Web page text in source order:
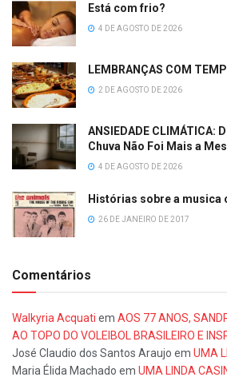
Está com frio?
4 DE AGOSTO DE 2026
LEMBRANÇAS COM
2 DE AGOSTO DE 2026
ANSIEDADE CLIMÁTICA:
Chuva Não Foi Mais a
4 DE AGOSTO DE 2026
Histórias sobre a musica
26 DE JANEIRO DE 2017
Comentários
Walkyria Acquati em AOS 77 ANOS,
AO TOPO DO VOLEIBOL BRASILEIRO E
José Claudio dos Santos Araujo em UMA
Maria Élida Machado em UMA LINDA